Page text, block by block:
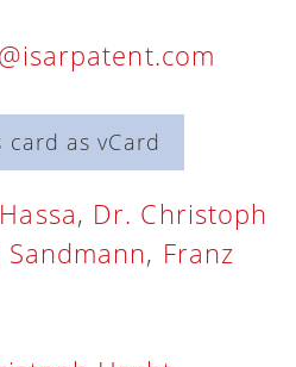
as vCard
, Dr. Christoph
, Franz